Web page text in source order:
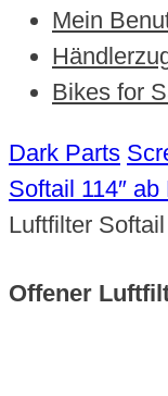
Mein
Bikes for
Dark Parts
Softail 114″
Luftfilter
Offener